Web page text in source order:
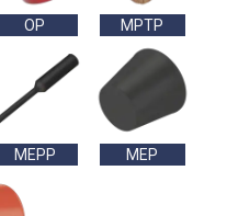
OP MPTP
MEPP MEP